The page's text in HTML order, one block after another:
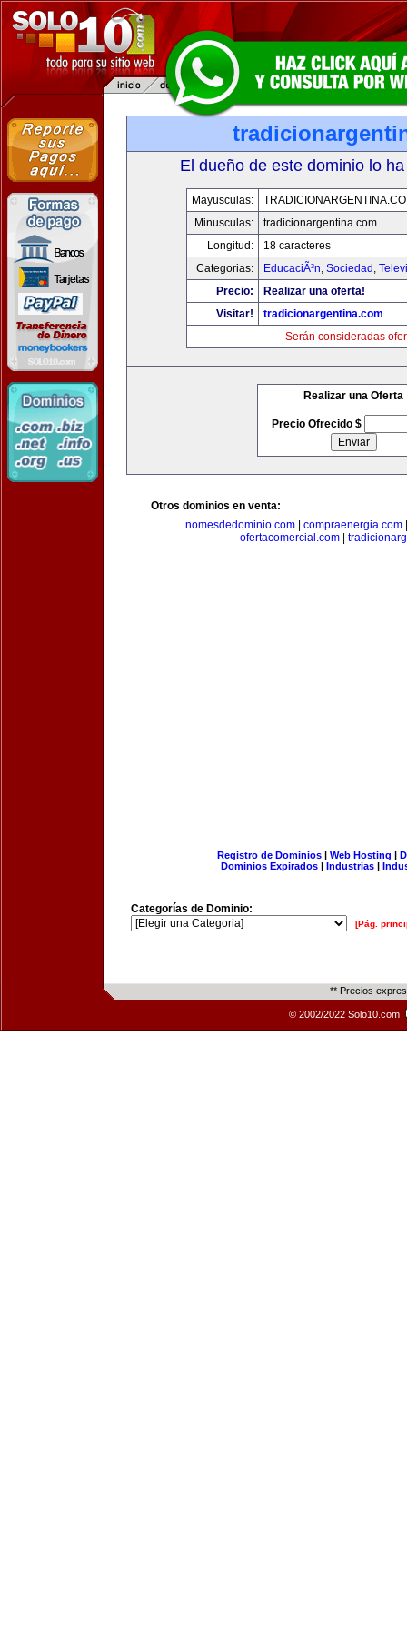
El dueño de este dominio lo
Mayusculas:
Minusculas:
tradicionargentina.com
Longitud:
18 caracteres
Categorias:
EducaciÃ³n, Sociedad ,
Precio:
Realizar una oferta!
Visitar!
tradicionargentina.com
Serán consideradas
Realizar una Oferta
Precio Ofrecido $
Otros dominios en venta:
nomesdedominio.com| compraenergia.com
ofertacomercial.com
Registro de Dominios| Web Hosting |
Dominios Expirados | Industrias |
Categorías de Dominio:
[Pág.
** Precios
© 2002/2022 Solo10.com